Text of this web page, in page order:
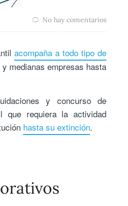
No hay comentarios
acompaña a todo tipo de
medianas empresas hasta
y concurso de
que requiera la actividad
hasta su extinción.